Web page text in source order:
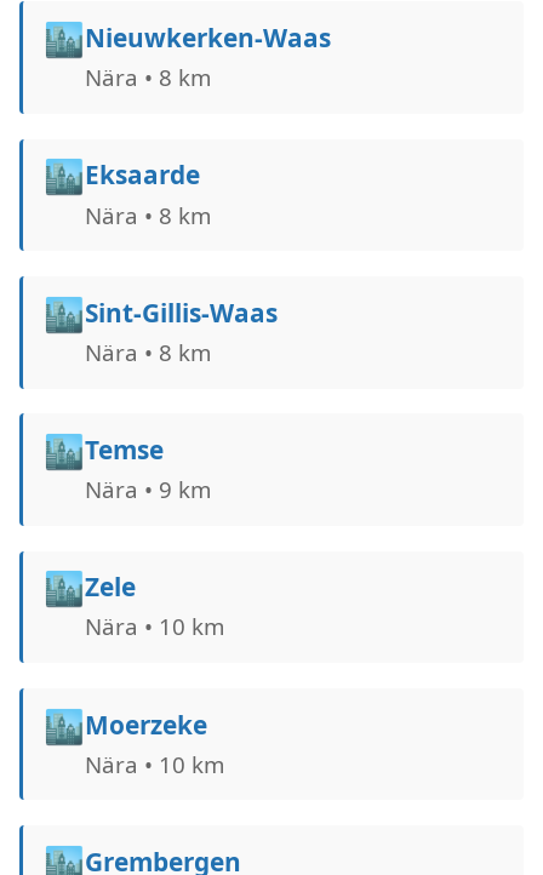
🏙️Nieuwkerken-Waas
Nära • 8 km
🏙️Eksaarde
Nära • 8 km
🏙️Sint-Gillis-Waas
Nära • 8 km
🏙️Temse
Nära • 9 km
🏙️Zele
Nära • 10 km
🏙️Moerzeke
Nära • 10 km
🏙️Grembergen